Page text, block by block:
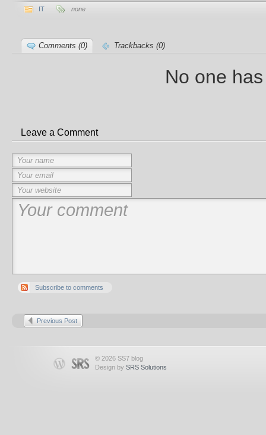
IT none
Comments (0) Trackbacks (0)
No one
Leave a Comment
Subscribe to comments
Previous Post
© 2026 SS7 blog
Design by SRS Solutions